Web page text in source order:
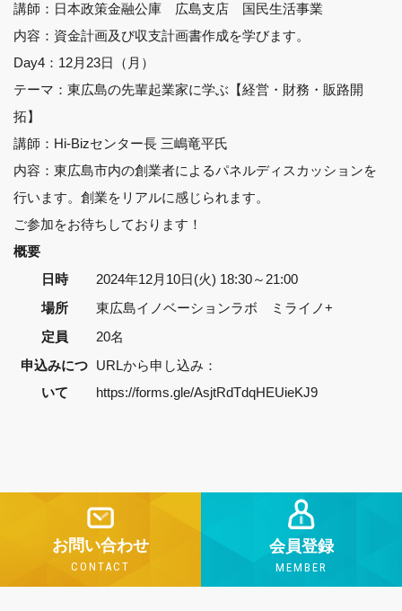
講師：日本政策金融公庫 広島支店 国民生活事業
内容：資金計画及び収支計画書作成を学びます。
Day4：12月23日（月）
テーマ：東広島の先輩起業家に学ぶ【経営・財務・販路開
拓】
講師：Hi-Bizセンター長 三嶋竜平氏
内容：東広島市内の創業者によるパネルディスカッションを
行います。創業をリアルに感じられます。
ご参加をお待ちしております！
概要
日時
2024年12月10日(火) 18:30～21:00
場所
東広島イノベーションラボ ミライノ+
定員
20名
申込みにつ
いて
URLから申し込み：
https://forms.gle/AsjtRdTdqHEUieKJ9
お問い合わせ
CONTACT
会員登録
MEMBER